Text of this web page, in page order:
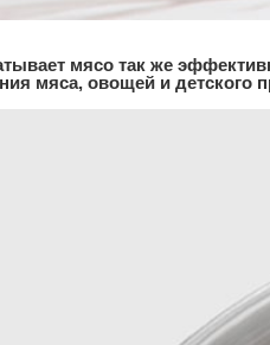
мясо так же
мяса, овощей и детского